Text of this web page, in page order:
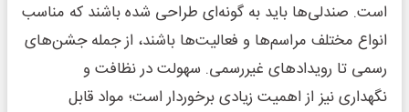
است. صندلی‌ها باید به گونه‌ای طراحی شده باشند که مناسب
انواع مختلف مراسم‌ها و فعالیت‌ها باشند، از جمله جشن‌های
رسمی تا رویدادهای غیررسمی. سهولت در نظافت و
نگهداری نیز از اهمیت زیادی برخوردار است؛ مواد قابل